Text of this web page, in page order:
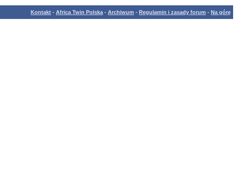
Kontakt - Africa Twin Polska - Archiwum - Regulamin i zasady forum - Na górę